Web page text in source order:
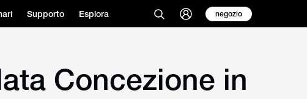
Supporto Esplora negozio
Concezione in